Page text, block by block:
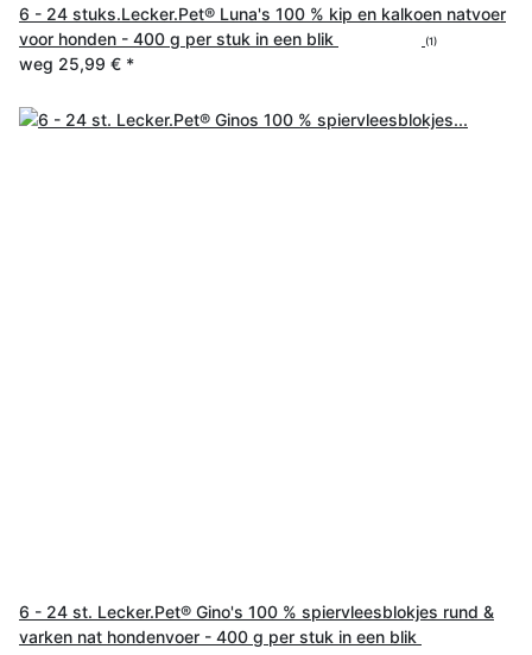
6 - 24 stuks.Lecker.Pet® Luna's 100 % kip en kalkoen natvoer
voor honden - 400 g per stuk in een blik
(1)
weg 25,99 € *
6 - 24 st. Lecker.Pet® Gino's 100 % spiervleesblokjes rund &
varken nat hondenvoer - 400 g per stuk in een blik